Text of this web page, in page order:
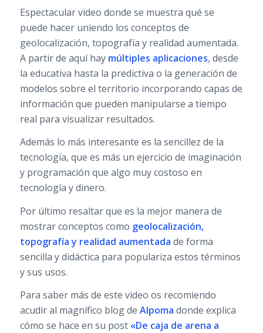
Espectacular video donde se muestra qué se
puede hacer uniendo los conceptos de
geolocalización, topografía y realidad aumentada.
A partir de aquí hay múltiples aplicaciones, desde
la educativa hasta la predictiva o la generación de
modelos sobre el territorio incorporando capas de
información que pueden manipularse a tiempo
real para visualizar resultados.
Además lo más interesante es la sencillez de la
tecnología, que es más un ejercicio de imaginación
y programación que algo muy costoso en
tecnología y dinero.
Por último resaltar que es la mejor manera de
mostrar conceptos como geolocalización,
topografía y realidad aumentada de forma
sencilla y didáctica para populariza estos términos
y sus usos.
Para saber más de este video os recomiendo
acudir al magnífico blog de Alpoma donde explica
cómo se hace en su post «De caja de arena a